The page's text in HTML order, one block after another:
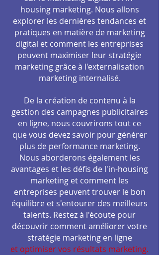
housing marketing. Nous allons
explorer les dernières tendances et
pratiques en matière de marketing
digital et comment les entreprises
peuvent maximiser leur stratégie
marketing grâce à l'externalisation
marketing internalisé.
De la création de contenu à la
gestion des campagnes publicitaires
en ligne, nous couvrirons tout ce
que vous devez savoir pour générer
plus de performance marketing.
Nous aborderons également les
avantages et les défis de l'in-housing
marketing et comment les
entreprises peuvent trouver le bon
équilibre et s'entourer des meilleurs
talents. Restez à l'écoute pour
découvrir comment améliorer votre
stratégie marketing en ligne
et optimiser vos résultats marketing.